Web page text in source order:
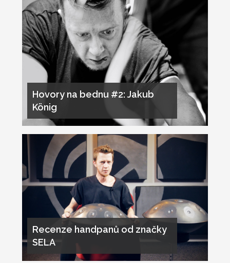
Hovory na bednu #2: Jakub
König
Recenze handpanů od značky
SELA